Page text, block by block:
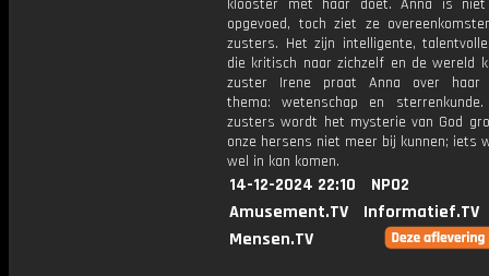
klooster met haar doet. Anna is niet
opgevoed, toch ziet ze
zusters. Het zijn intelligente,
die kritisch naar zichzelf en de wereld
zuster Irene praat Anna over haar
thema: wetenschap en
zusters wordt het mysterie van God
onze hersens niet meer bij kunnen; iets
wel in kan komen.
14-12-2024 22:10
NPO2
Amusement.TV
Informatief.TV
Mensen.TV